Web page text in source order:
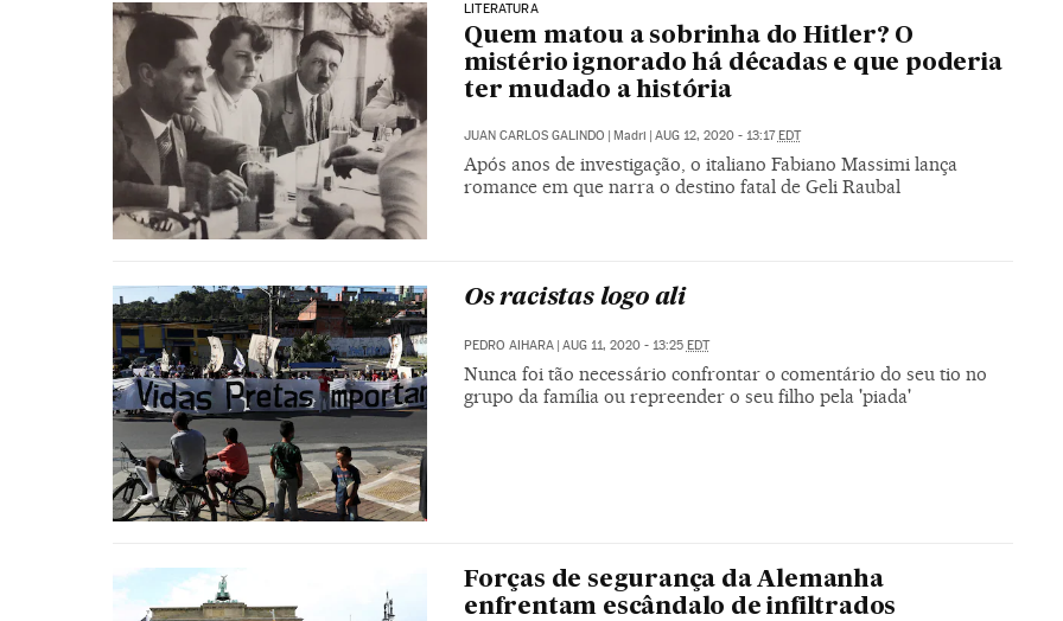
LITERATURA
Quem matou a sobrinha do Hitler? O
mistério ignorado há décadas e que poderia
ter mudado a história
JUAN CARLOS GALINDO | Madri | AUG 12, 2020 - 13:17EDT
Após anos de investigação, o italiano Fabiano Massimi lança
romance em que narra o destino fatal de Geli Raubal
Os racistas logo ali
PEDRO AIHARA AUG 11, 2020 - 13:25 EDT
Nunca foi tão necessário confrontar o comentário do seu tio no
grupo da família ou repreender o seu filho pela 'piada'
Forças de segurança da Alemanha
enfrentam escândalo de infiltrados